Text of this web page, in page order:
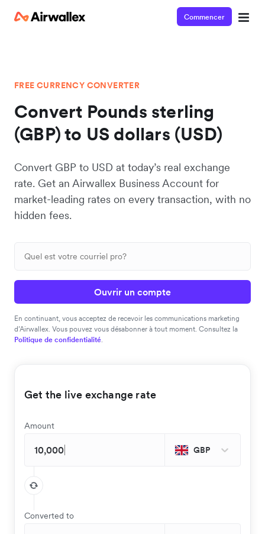
Commencer
FREE CURRENCY CONVERTER
Convert Pounds sterling
(GBP) to US dollars (USD)
Convert GBP to USD at today’s real exchange
rate. Get an Airwallex Business Account for
market-leading rates on every transaction, with no
hidden fees.
Ouvrir un compte
En continuant, vous acceptez de recevoir les communications marketing
d’Airwallex. Vous pouvez vous désabonner à tout moment. Consultez la
Politique de confidentialité.
Get the live exchange rate
Amount
GBP
Converted to